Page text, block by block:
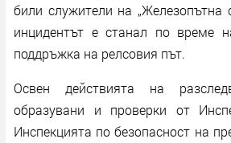
били служители на „Железопътна
инцидентът е станал по време
поддръжка на релсовия път.
Освен действията на
образувани и проверки от
Инспекцията по безопасност на